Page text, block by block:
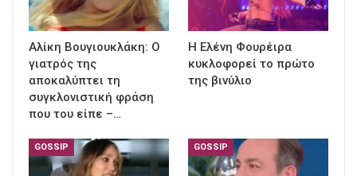
Αλίκη Βουγιουκλάκη: Ο
γιατρός της
αποκαλύπτει τη
συγκλονιστική φράση
που του είπε –…
Η Ελένη Φουρέιρα
κυκλοφορεί το πρώτο
της βινύλιο
GOSSIP GOSSIP